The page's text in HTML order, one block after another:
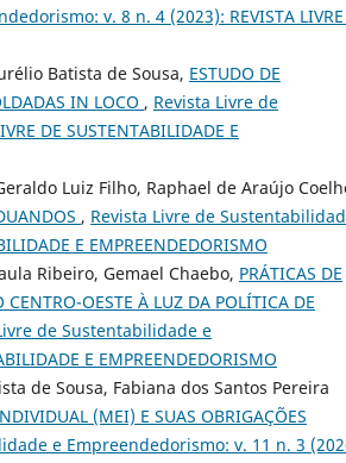
v. 8 n. 4 (2023): REVISTA LIVRE
Batista de Sousa, ESTUDO DE
IN LOCO , Revista Livre de
DE SUSTENTABILIDADE E
Luiz Filho, Raphael de Araújo
, Revista Livre de
E EMPREENDEDORISMO
Ribeiro, Gemael Chaebo, PRÁTICAS DE
OESTE À LUZ DA POLÍTICA DE
de Sustentabilidade e
E EMPREENDEDORISMO
de Sousa, Fabiana dos Santos Pereira
(MEI) E SUAS OBRIGAÇÕES
e Empreendedorismo: v. 11 n. 3